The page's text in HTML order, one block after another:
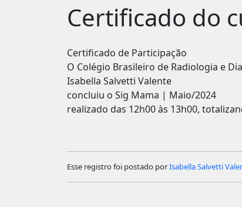
Certificado do
Certificado de Participação
O Colégio Brasileiro de Radiologia e
Isabella Salvetti Valente
concluiu o Sig Mama | Maio/2024
realizado das 12h00 às 13h00,
Esse registro foi postado porIsabella Salvetti